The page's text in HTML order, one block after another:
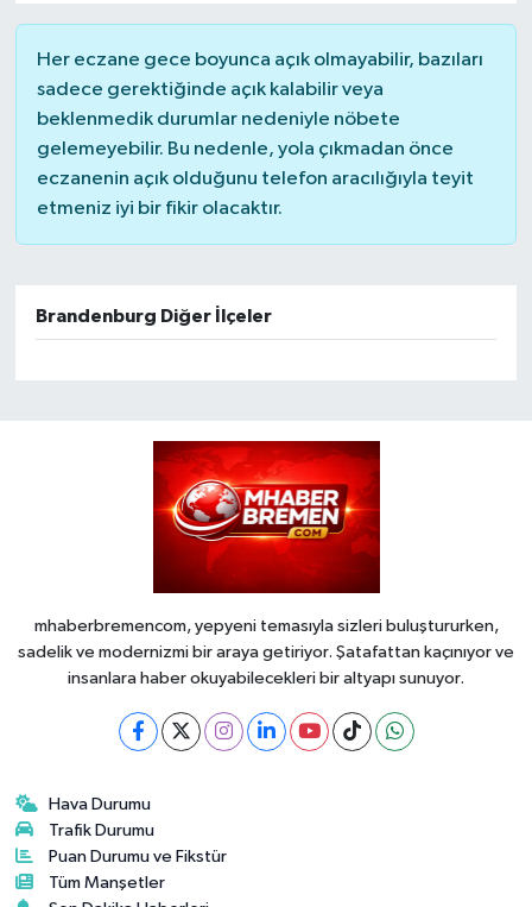
Her eczane gece boyunca açık olmayabilir, bazıları
sadece gerektiğinde açık kalabilir veya
beklenmedik durumlar nedeniyle nöbete
gelemeyebilir. Bu nedenle, yola çıkmadan önce
eczanenin açık olduğunu telefon aracılığıyla teyit
etmeniz iyi bir fikir olacaktır.
Brandenburg Diğer İlçeler
mhaberbremencom, yepyeni temasıyla sizleri buluştururken,
sadelik ve modernizmi bir araya getiriyor. Şatafattan kaçınıyor ve
insanlara haber okuyabilecekleri bir altyapı sunuyor.
Hava Durumu
Trafik Durumu
Puan Durumu ve Fikstür
Tüm Manşetler